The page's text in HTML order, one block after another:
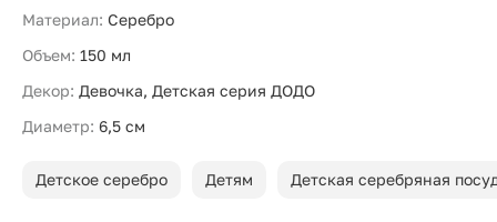
Материал: Серебро
Объем: 150 мл
Декор: Девочка, Детская серия ДОДО
Диаметр: 6,5 см
Детское серебро Детям Детская серебряная